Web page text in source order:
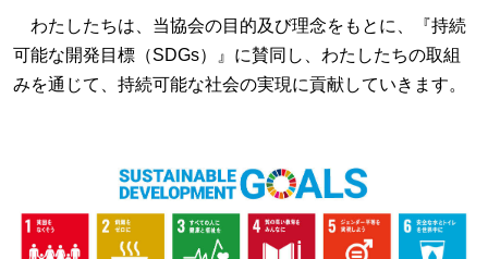
わたしたちは、当協会の目的及び理念をもとに、『持続
可能な開発目標（SDGs）』に賛同し、わたしたちの取組
みを通じて、持続可能な社会の実現に貢献していきます。